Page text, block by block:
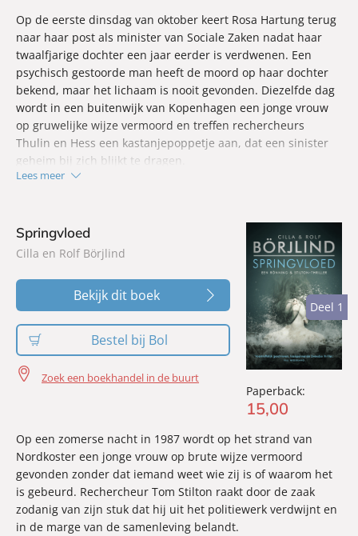
Op de eerste dinsdag van oktober keert Rosa Hartung terug
naar haar post als minister van Sociale Zaken nadat haar
twaalfjarige dochter een jaar eerder is verdwenen. Een
psychisch gestoorde man heeft de moord op haar dochter
bekend, maar het lichaam is nooit gevonden. Diezelfde dag
wordt in een buitenwijk van Kopenhagen een jonge vrouw
op gruwelijke wijze vermoord en treffen rechercheurs
Thulin en Hess een kastanjepoppetje aan, dat een sinister
geheim bij zich blijkt te dragen.
Lees meer
Deel 1
Deel 1
Paperback:
15,00
Springvloed
Cilla en Rolf Börjlind
Bekijk dit boek
Bestel bij Bol
Zoek een boekhandel in de buurt
Op een zomerse nacht in 1987 wordt op het strand van
Nordkoster een jonge vrouw op brute wijze vermoord
gevonden zonder dat iemand weet wie zij is of waarom het
is gebeurd. Rechercheur Tom Stilton raakt door de zaak
zodanig van zijn stuk dat hij uit het politiewerk verdwijnt en
in de marge van de samenleving belandt.